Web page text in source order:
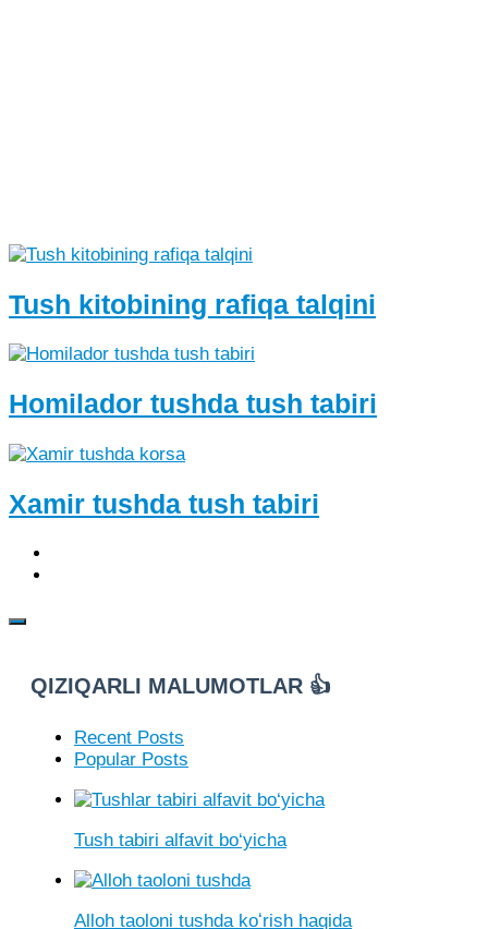
Tush kitobining rafiqa talqini
Homilador tushda tush tabiri
Xamir tushda tush tabiri
QIZIQARLI MALUMOTLAR 👍
Recent Posts
Popular Posts
Tush tabiri alfavit bo‘yicha
Alloh taoloni tushda koʻrish haqida